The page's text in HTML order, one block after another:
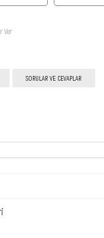
Ver
SORULAR VE CEVAPLAR